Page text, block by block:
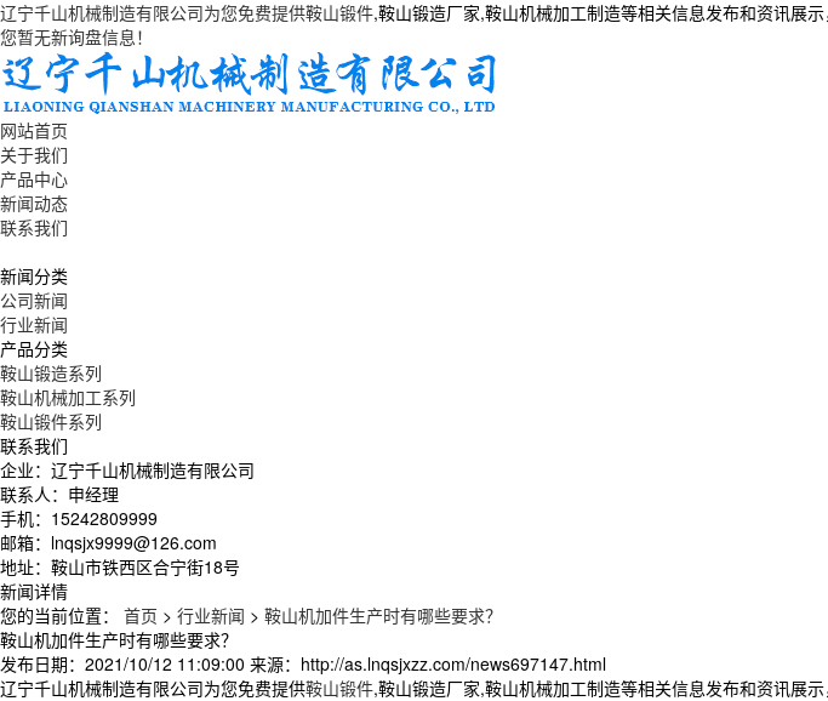
辽宁千山机械制造有限公司为您免费提供鞍山锻件,鞍山锻造厂家,鞍山机械加工制造等相关信息发布和资讯展示
您暂无新询盘信息！
网站首页
关于我们
产品中心
新闻动态
联系我们
新闻分类
公司新闻
行业新闻
产品分类
鞍山锻造系列
鞍山机械加工系列
鞍山锻件系列
联系我们
企业：辽宁千山机械制造有限公司
联系人：申经理
手机：15242809999
邮箱：lnqsjx9999@126.com
地址：鞍山市铁西区合宁街18号
新闻详情
您的当前位置： 首页 > 行业新闻 > 鞍山机加件生产时有哪些要求？
鞍山机加件生产时有哪些要求？
发布日期： 2021/10/12 11:09:00 来源： http://as.lnqsjxzz.com/news697147.html
辽宁千山机械制造有限公司为您免费提供鞍山锻件,鞍山锻造厂家,鞍山机械加工制造等相关信息发布和资讯展示